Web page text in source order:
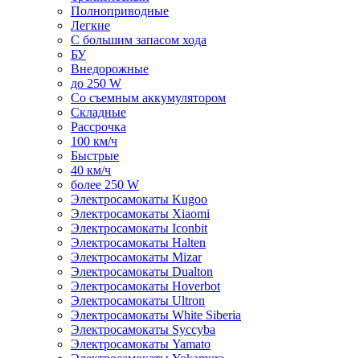
Полноприводные
Легкие
С большим запасом хода
БУ
Внедорожные
до 250 W
Со съемным аккумулятором
Складные
Рассрочка
100 км/ч
Быстрые
40 км/ч
более 250 W
Электросамокаты Kugoo
Электросамокаты Xiaomi
Электросамокаты Iconbit
Электросамокаты Halten
Электросамокаты Mizar
Электросамокаты Dualton
Электросамокаты Hoverbot
Электросамокаты Ultron
Электросамокаты White Siberia
Электросамокаты Syccyba
Электросамокаты Yamato